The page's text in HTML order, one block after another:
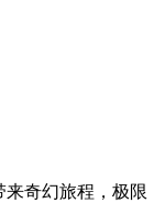
来奇幻旅程，极限